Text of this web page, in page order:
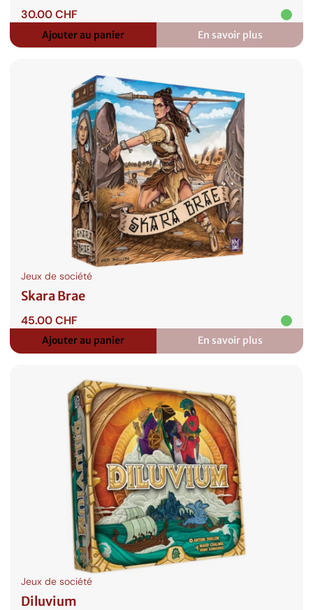
30.00CHF
Ajouter au panier En savoir plus
:
Sorcellerie!
Jeux de société
Skara Brae
45.00CHF
Ajouter au panier En savoir plus
:
Skara
Jeux de société
Diluvium